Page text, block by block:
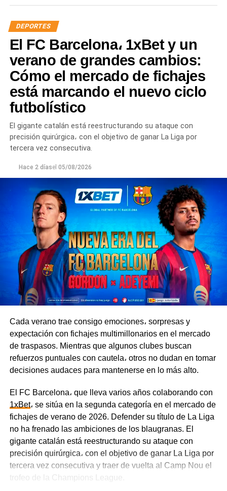
DEPORTES
El FC Barcelona، 1xBet y un
verano de grandes cambios:
Cómo el mercado de fichajes
está marcando el nuevo ciclo
futbolístico
El gigante catalán está reestructurando su ataque con
precisión quirúrgica، con el objetivo de ganar La Liga por
tercera vez consecutiva.
Hace 2 díasel 05/08/2026
Cada verano trae consigo emociones، sorpresas y
expectación con fichajes multimillonarios en el mercado
de traspasos. Mientras que algunos clubes buscan
refuerzos puntuales con cautela، otros no dudan en tomar
decisiones audaces para mantenerse en lo más alto.
El FC Barcelona، que lleva varios años colaborando con
1xBet، se sitúa en la segunda categoría en el mercado de
fichajes de verano de 2026. Defender su título de La Liga
no ha frenado las ambiciones de los blaugranas. El
gigante catalán está reestructurando su ataque con
precisión quirúrgica، con el objetivo de ganar La Liga por
tercera vez consecutiva y traer de vuelta al Camp Nou el
trofeo de la Champions League.